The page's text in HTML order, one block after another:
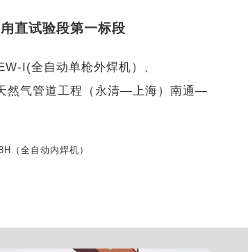
直试验段第一标段
I(全自动单枪外焊机）、
然气管道工程（永清—上海）南通—
（全自动内焊机）